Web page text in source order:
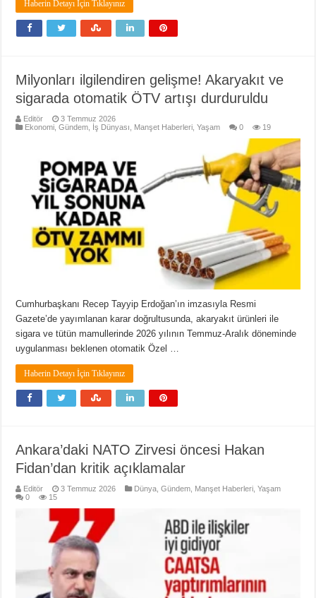
Haberin Detayı İçin Tıklayınız
Milyonları ilgilendiren gelişme! Akaryakıt ve
sigarada otomatik ÖTV artışı durduruldu
Editör
3 Temmuz 2026
Ekonomi ,Gündem İş Dünyası Manşet Haberleri ,Yaşam 0 19
Cumhurbaşkanı Recep Tayyip Erdoğan’ın imzasıyla Resmi
Gazete’de yayımlanan karar doğrultusunda, akaryakıt ürünleri ile
sigara ve tütün mamullerinde 2026 yılının Temmuz-Aralık döneminde
uygulanması beklenen otomatik Özel …
Haberin Detayı İçin Tıklayınız
Ankara’daki NATO Zirvesi öncesi Hakan
Fidan’dan kritik açıklamalar
Editör 3 Temmuz 2026 Dünya ,Gündem Manşet Haberleri ,Yaşam
0
15